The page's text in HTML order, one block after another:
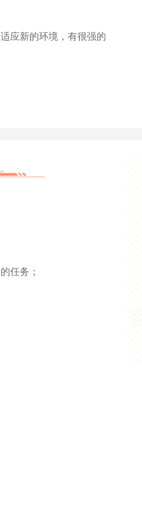
应新的环境，有很强的
任务；